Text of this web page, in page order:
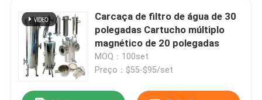
Carcaça de filtro de água de 30
polegadas Cartucho múltiplo
magnético de 20 polegadas
MOQ：100set
Preço：$55-$95/set